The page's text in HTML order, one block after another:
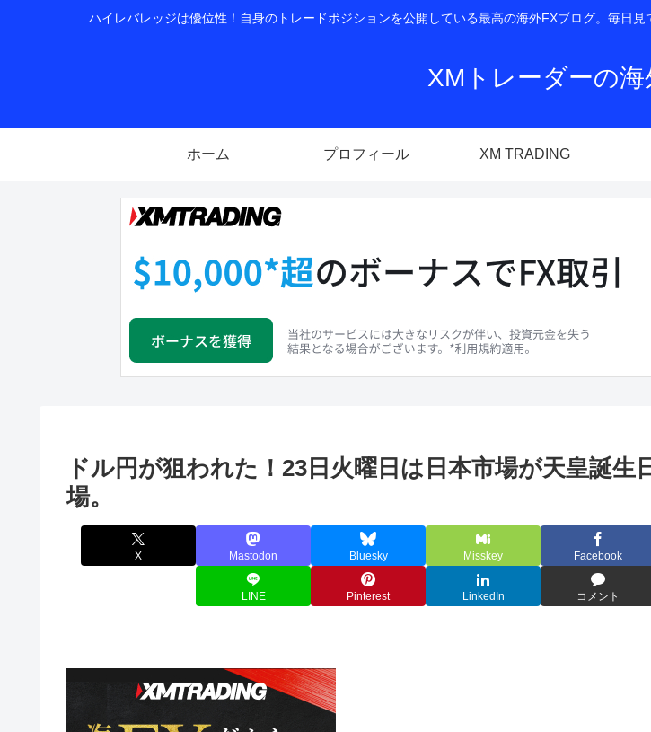
ハイレバレッジは優位性！自身のトレードポジションを公開している最高の海外FXブログ。毎日
XMトレーダーの
ホーム プロフィール XM TRADING
ドル円が狙われた！23日火曜日は日本市場が天皇誕生
場。
X Mastodon Bluesky Misskey Facebook
LINE Pinterest LinkedIn コメント